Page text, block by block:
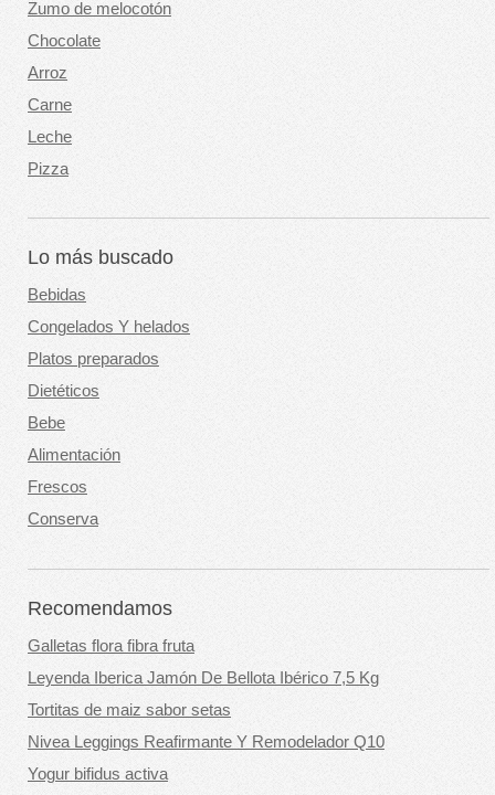
Zumo de melocotón
Chocolate
Arroz
Carne
Leche
Pizza
Lo más buscado
Bebidas
Congelados Y helados
Platos preparados
Dietéticos
Bebe
Alimentación
Frescos
Conserva
Recomendamos
Galletas flora fibra fruta
Leyenda Iberica Jamón De Bellota Ibérico 7,5 Kg
Tortitas de maiz sabor setas
Nivea Leggings Reafirmante Y Remodelador Q10
Yogur bifidus activa